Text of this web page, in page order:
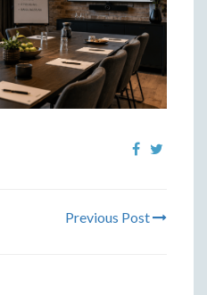
Previous Post